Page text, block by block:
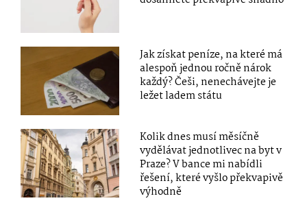
Jak získat peníze, na které má
alespoň jednou ročně nárok
každý? Češi, nenechávejte je
ležet ladem státu
Kolik dnes musí měsíčně
vydělávat jednotlivec na byt v
Praze? V bance mi nabídli
řešení, které vyšlo překvapivě
výhodně